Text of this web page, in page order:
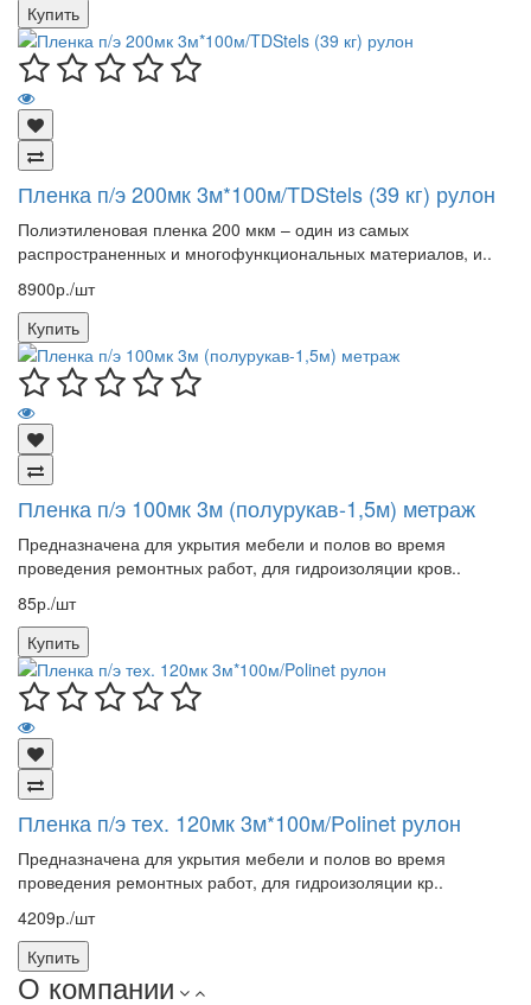
Купить
Пленка п/э 200мк 3м*100м/TDStels (39 кг) рулон
Полиэтиленовая пленка 200 мкм – один из самых
распространенных и многофункциональных материалов, и..
8900р./шт
Купить
Пленка п/э 100мк 3м (полурукав-1,5м) метраж
Предназначена для укрытия мебели и полов во время
проведения ремонтных работ, для гидроизоляции кров..
85р./шт
Купить
Пленка п/э тех. 120мк 3м*100м/Polinet рулон
Предназначена для укрытия мебели и полов во время
проведения ремонтных работ, для гидроизоляции кр..
4209р./шт
Купить
О компании